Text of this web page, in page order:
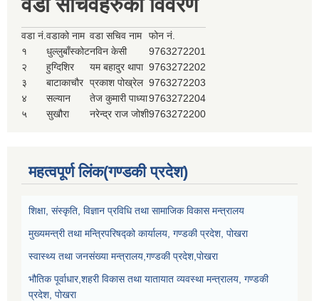
वडा नं. वडाको नाम वडा सचिव नाम
फोन नं.
१
धुल्लुबाँस्कोटनविन केसी
9763272201
२
हुग्दिशिर यम बहादुर थापा 9763272202
३
बाटाकाचौर प्रकाश पोख्रेल 9763272203
४
सल्यान तेज कुमारी पाध्या9763272204
५
सुखौरा नरेन्द्र राज जोशी9763272200
महत्वपूर्ण लिंक(गण्डकी प्रदेश)
शिक्षा, संस्कृति, विज्ञान प्रविधि तथा सामाजिक विकास मन्त्रालय
मुख्यमन्त्री तथा मन्त्रिपरिषद्को कार्यालय, गण्डकी प्रदेश, पोखरा
स्वास्थ्य तथा जनसंख्या मन्त्रालय,गण्डकी प्रदेश,पोखरा
भौतिक पूर्वाधार,शहरी विकास तथा यातायात व्यवस्था मन्त्रालय, गण्डकी
प्रदेश, पोखरा